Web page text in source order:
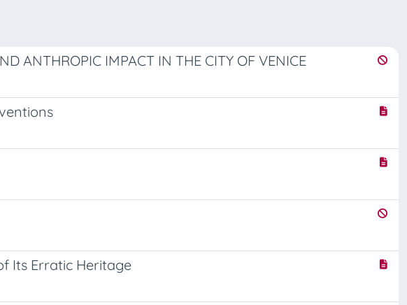
ANTHROPIC IMPACT IN THE CITY OF VENICE
Its Erratic Heritage